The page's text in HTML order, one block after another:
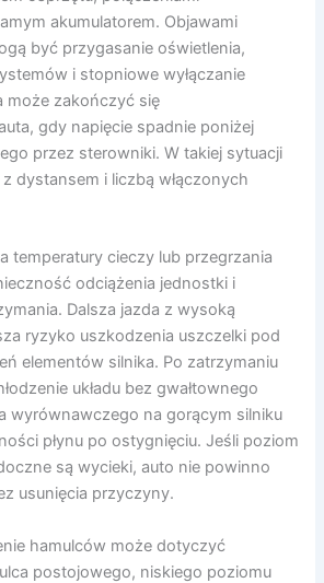
akumulatorem. Objawami
być przygasanie oświetlenia,
i stopniowe wyłączanie
może zakończyć się
gdy napięcie spadnie poniżej
przez sterowniki. W takiej sytuacji
dystansem i liczbą włączonych
temperatury cieczy lub przegrzania
odciążenia jednostki i
Dalsza jazda z wysoką
ryzyko uszkodzenia uszczelki pod
elementów silnika. Po zatrzymaniu
układu bez gwałtownego
wyrównawczego na gorącym silniku
płynu po ostygnięciu. Jeśli poziom
są wycieki, auto nie powinno
usunięcia przyczyny.
hamulców może dotyczyć
postojowego, niskiego poziomu